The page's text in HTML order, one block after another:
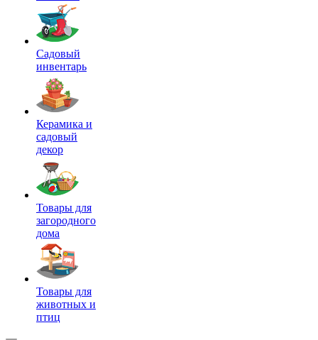
Садовый
инвентарь
Керамика и
садовый
декор
Товары для
загородного
дома
Товары для
животных и
птиц